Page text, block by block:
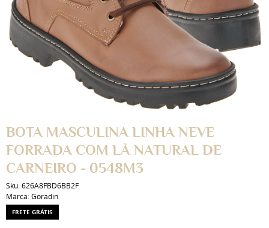
BOTA MASCULINA LINHA NEVE
FORRADA COM LÃ NATURAL DE
CARNEIRO - 0548M3
Sku:626A8FBD6BB2F
Marca:Goradin
FRETE GRÁTIS